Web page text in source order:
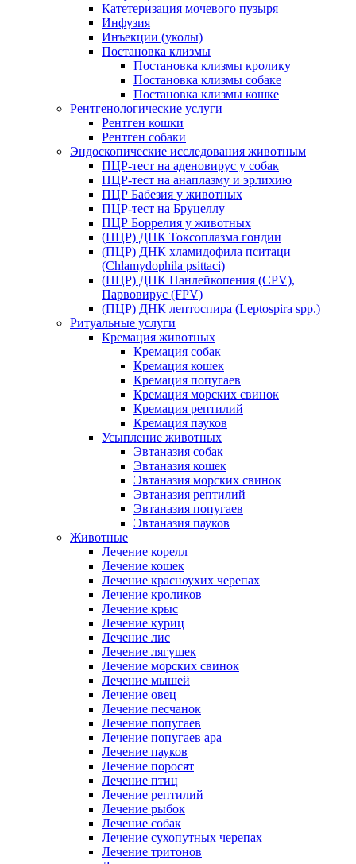
Катетеризация мочевого пузыря
Инфузия
Инъекции (уколы)
Постановка клизмы
Постановка клизмы кролику
Постановка клизмы собаке
Постановка клизмы кошке
Рентгенологические услуги
Рентген кошки
Рентген собаки
Эндоскопические исследования животным
ПЦР-тест на аденовирус у собак
ПЦР-тест на анаплазму и эрлихию
ПЦР Бабезия у животных
ПЦР-тест на Бруцеллу
ПЦР Боррелия у животных
(ПЦР) ДНК Токсоплазма гондии
(ПЦР) ДНК хламидофила пситаци
(Chlamydophila psittaci)
(ПЦР) ДНК Панлейкопения (CPV),
Парвовирус (FPV)
(ПЦР) ДНК лептоспира (Leptospira spp.)
Ритуальные услуги
Кремация животных
Кремация собак
Кремация кошек
Кремация попугаев
Кремация морских свинок
Кремация рептилий
Кремация пауков
Усыпление животных
Эвтаназия собак
Эвтаназия кошек
Эвтаназия морских свинок
Эвтаназия рептилий
Эвтаназия попугаев
Эвтаназия пауков
Животные
Лечение корелл
Лечение кошек
Лечение красноухих черепах
Лечение кроликов
Лечение крыс
Лечение куриц
Лечение лис
Лечение лягушек
Лечение морских свинок
Лечение мышей
Лечение овец
Лечение песчанок
Лечение попугаев
Лечение попугаев ара
Лечение пауков
Лечение поросят
Лечение птиц
Лечение рептилий
Лечение рыбок
Лечение собак
Лечение сухопутных черепах
Лечение тритонов